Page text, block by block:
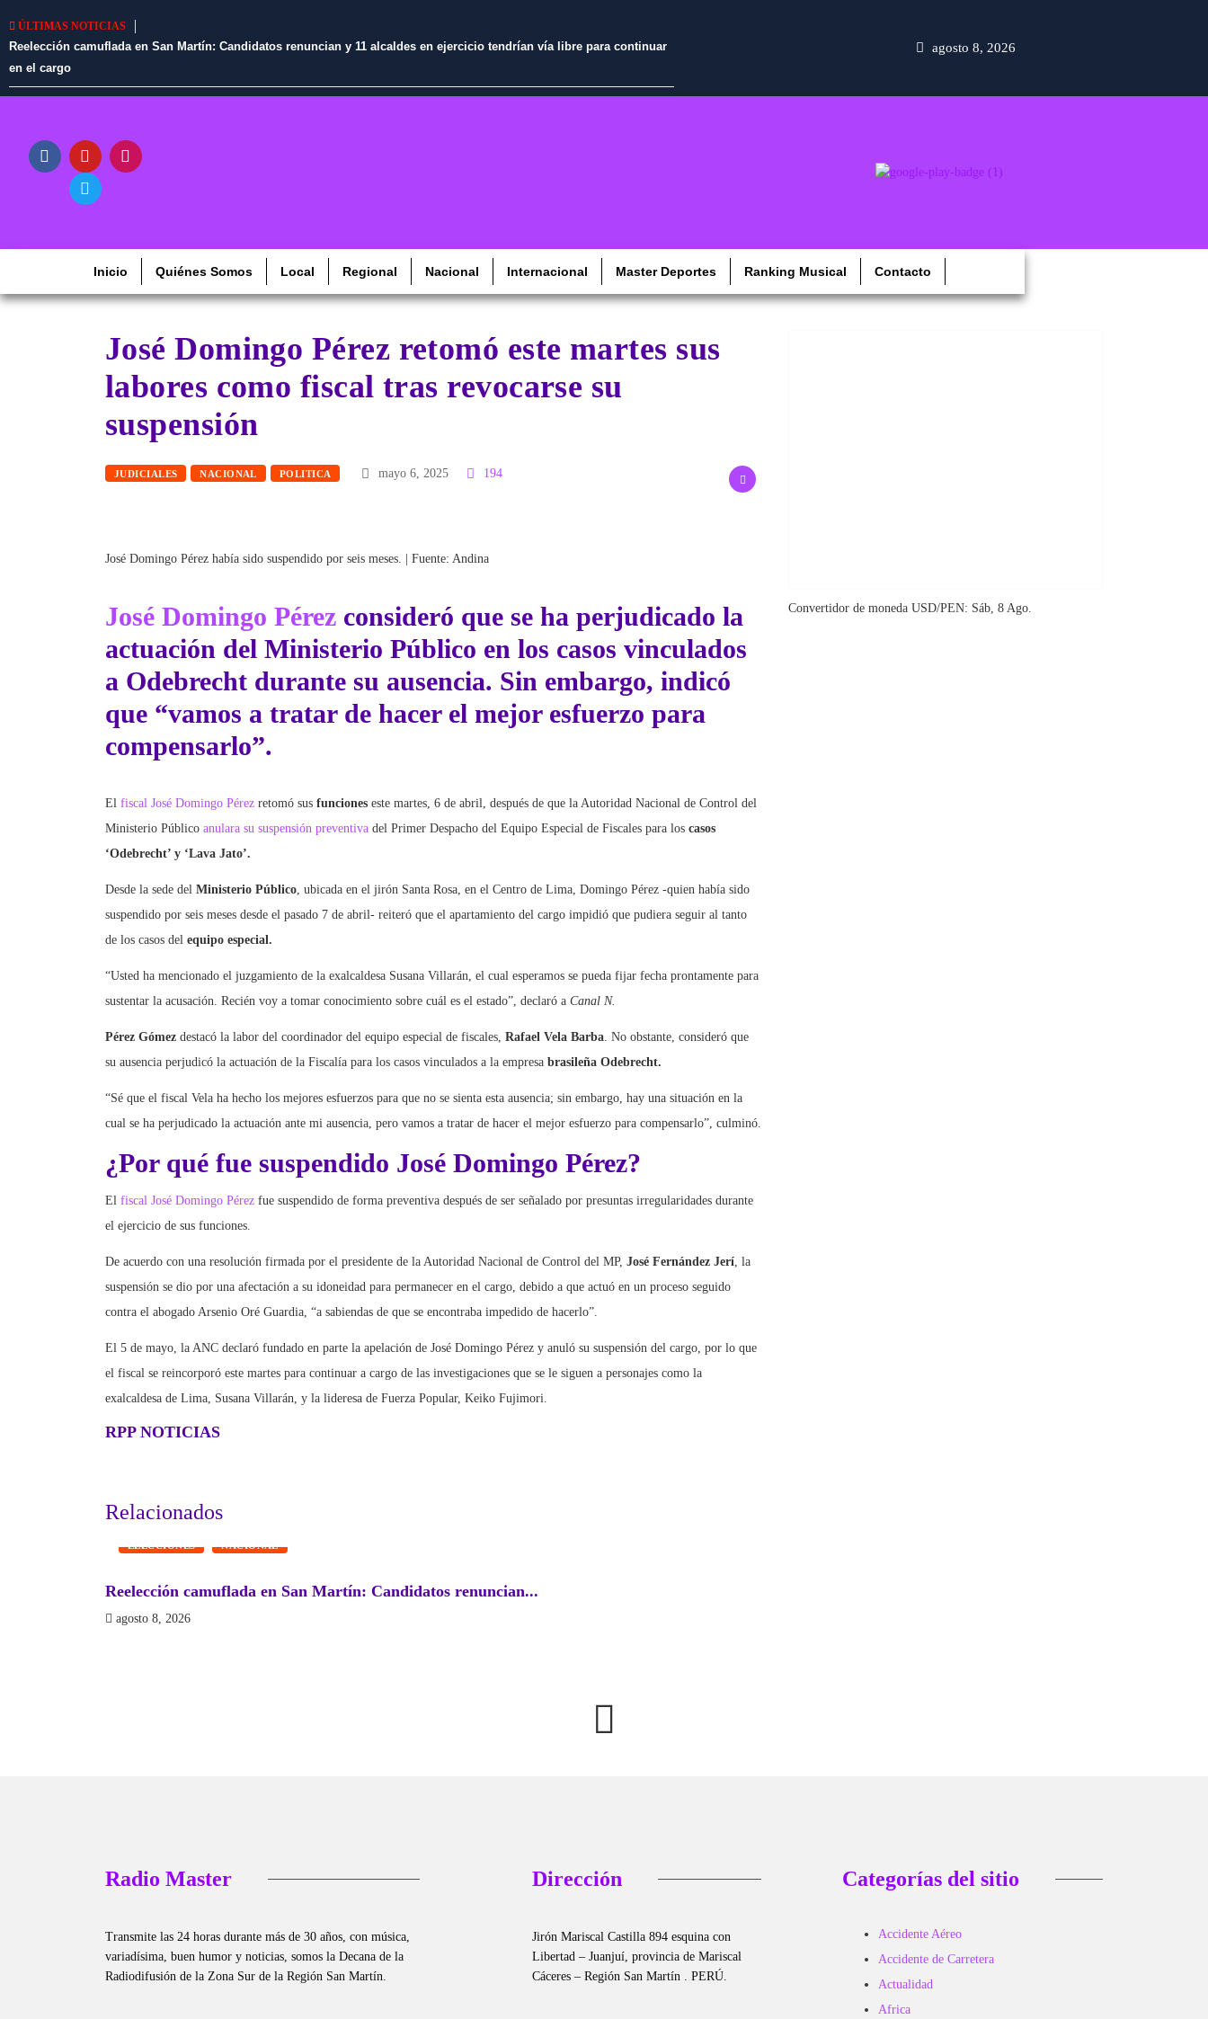
ÚLTIMAS NOTICIAS
Reelección camuflada en San Martín: Candidatos renuncian y 11 alcaldes en ejercicio tendrían vía libre para continuar
en el cargo
agosto 8, 2026
Inicio Quiénes Somos Local Regional Nacional Internacional Master Deportes Ranking Musical Contacto
José Domingo Pérez retomó este martes sus
labores como fiscal tras revocarse su
suspensión
JUDICIALES NACIONAL POLITICA mayo 6, 2025 194
José Domingo Pérez había sido suspendido por seis meses. | Fuente: Andina
José Domingo Pérez consideró que se ha perjudicado la
actuación del Ministerio Público en los casos vinculados
a Odebrecht durante su ausencia. Sin embargo, indicó
que “vamos a tratar de hacer el mejor esfuerzo para
compensarlo”.
El fiscal José Domingo Pérez retomó sus funciones este martes, 6 de abril, después de que la Autoridad Nacional de Control del
Ministerio Público anulara su suspensión preventiva del Primer Despacho del Equipo Especial de Fiscales para los casos
‘Odebrecht’ y ‘Lava Jato’.
Desde la sede del Ministerio Público, ubicada en el jirón Santa Rosa, en el Centro de Lima, Domingo Pérez -quien había sido
suspendido por seis meses desde el pasado 7 de abril- reiteró que el apartamiento del cargo impidió que pudiera seguir al tanto
de los casos del equipo especial.
“Usted ha mencionado el juzgamiento de la exalcaldesa Susana Villarán, el cual esperamos se pueda fijar fecha prontamente para
sustentar la acusación. Recién voy a tomar conocimiento sobre cuál es el estado”, declaró a Canal N.
Pérez Gómez destacó la labor del coordinador del equipo especial de fiscales, Rafael Vela Barba. No obstante, consideró que
su ausencia perjudicó la actuación de la Fiscalía para los casos vinculados a la empresa brasileña Odebrecht.
“Sé que el fiscal Vela ha hecho los mejores esfuerzos para que no se sienta esta ausencia; sin embargo, hay una situación en la
cual se ha perjudicado la actuación ante mi ausencia, pero vamos a tratar de hacer el mejor esfuerzo para compensarlo”, culminó.
¿Por qué fue suspendido José Domingo Pérez?
El fiscal José Domingo Pérez fue suspendido de forma preventiva después de ser señalado por presuntas irregularidades durante
el ejercicio de sus funciones.
De acuerdo con una resolución firmada por el presidente de la Autoridad Nacional de Control del MP, José Fernández Jerí, la
suspensión se dio por una afectación a su idoneidad para permanecer en el cargo, debido a que actuó en un proceso seguido
contra el abogado Arsenio Oré Guardia, “a sabiendas de que se encontraba impedido de hacerlo”.
El 5 de mayo, la ANC declaró fundado en parte la apelación de José Domingo Pérez y anuló su suspensión del cargo, por lo que
el fiscal se reincorporó este martes para continuar a cargo de las investigaciones que se le siguen a personajes como la
exalcaldesa de Lima, Susana Villarán, y la lideresa de Fuerza Popular, Keiko Fujimori.
RPP NOTICIAS
Relacionados
ELECCIONES NACIONAL
Reelección camuflada en San Martín: Candidatos renuncian...
agosto 8, 2026
Convertidor de moneda USD/PEN: Sáb, 8 Ago.
Radio Master
Transmite las 24 horas durante más de 30 años, con música,
variadísima, buen humor y noticias, somos la Decana de la
Radiodifusión de la Zona Sur de la Región San Martín.
Dirección
Jirón Mariscal Castilla 894 esquina con
Libertad – Juanjuí, provincia de Mariscal
Cáceres – Región San Martín . PERÚ.
Categorías del sitio
Accidente Aéreo
Accidente de Carretera
Actualidad
Africa